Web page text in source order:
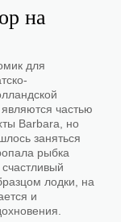
на
для
частью
Barbara, но
заняться
рыбка
лодки, на
и